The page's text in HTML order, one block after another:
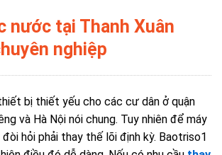
nước tại Thanh Xuân
nghiệp
bị thiết yếu cho các cư dân ở quận
và Hà Nội nói chung. Tuy nhiên để máy
hỏi phải thay thế lõi định kỳ. Baotriso1